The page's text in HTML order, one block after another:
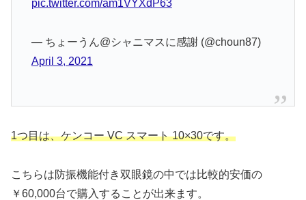
pic.twitter.com/am1VYXdP63
— ちょーうん@シャニマスに感謝 (@choun87)
April 3, 2021
1つ目は、ケンコー VC スマート 10×30です。
こちらは防振機能付き双眼鏡の中では比較的安価の
￥60,000台で購入することが出来ます。